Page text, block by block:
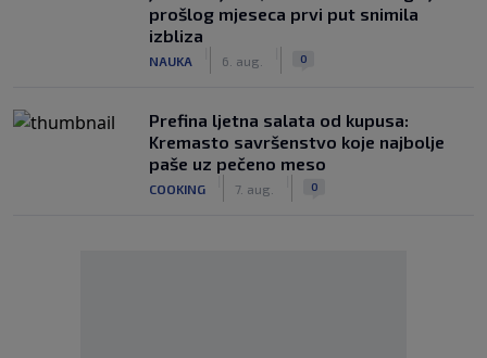
prošlog mjeseca prvi put snimila
izbliza
NAUKA 6. aug. 0
Prefina ljetna salata od kupusa:
Kremasto savršenstvo koje najbolje
paše uz pečeno meso
COOKING 7. aug. 0